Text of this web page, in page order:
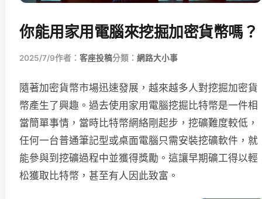
你能用家用電腦來挖掘加密貨幣嗎？
2025/7/9作者： 客座投稿分類： 網路大小事
隨著加密貨幣市場迅速發展，越來越多人對挖掘加密貨
幣產生了興趣。過去使用家用電腦挖掘比特幣是一件相
當簡單事情，當時比特幣網絡剛起步，挖礦難度較低，
任何一台普通筆記型或桌面電腦只需安裝挖礦軟件，就
能參與到挖礦過程中並獲得獎勵。這讓早期礦工得以輕
松獲取比特幣，甚至有人因此致富。